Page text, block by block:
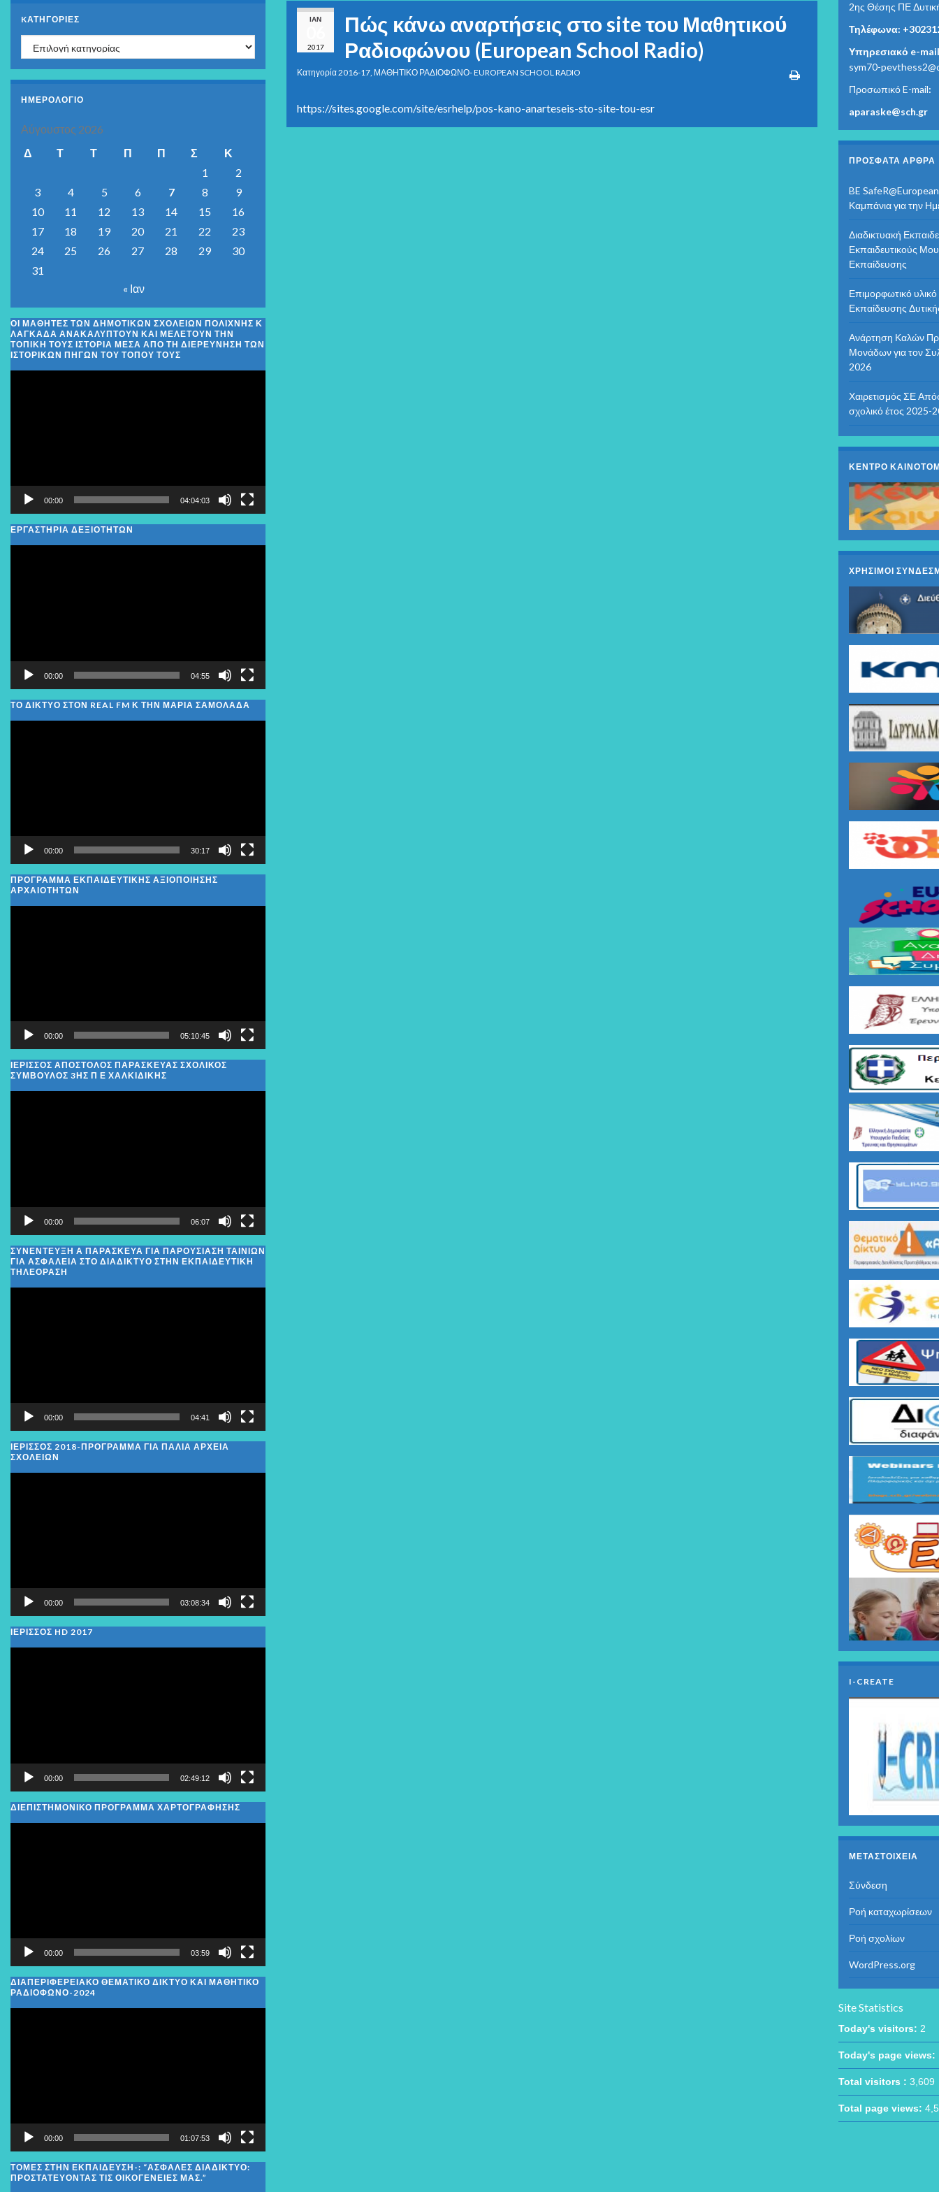
ΙΑΝ
2017
Πώς κάνω αναρτήσεις στο site του Μαθητικού
Ραδιοφώνου (European School Radio)
Κατηγορία2016-17, ΜΑΘΗΤΙΚΟ ΡΑΔΙΟΦΩΝΟ- EUROPEAN SCHOOL RADIO
https://sites.google.com/site/esrhelp/pos-kano-anarteseis-sto-site-tou-esr
KΑΤΗΓΟΡΊΕΣ
Kατηγορίες
ΗΜΕΡΟΛΟΓΙΟ
Αύγουστος 2026
Δ
Τ Τ Π Π Σ
Κ
1
2
3
4 5 6 7 8
9
10
11 12 13 14 15
16
17
18 19 20 21 22
23
24
25 26 27 28 29
30
31
« Ιαν
ΟΙ ΜΑΘΗΤΈΣ ΤΩΝ ΔΗΜΟΤΙΚΏΝ ΣΧΟΛΕΊΩΝ ΠΟΛΊΧΝΗΣ Κ
ΛΑΓΚΑΔΆ ΑΝΑΚΑΛΎΠΤΟΥΝ ΚΑΙ ΜΕΛΕΤΟΎΝ ΤΗΝ
ΤΟΠΙΚΉ ΤΟΥΣ ΙΣΤΟΡΊΑ ΜΈΣΑ ΑΠΌ ΤΗ ΔΙΕΡΕΎΝΗΣΗ ΤΩΝ
ΙΣΤΟΡΙΚΏΝ ΠΗΓΏΝ ΤΟΥ ΤΌΠΟΥ ΤΟΥΣ
00:00 04:04:03
ΕΡΓΑΣΤΗΡΙΑ ΔΕΞΙΟΤΗΤΩΝ
00:00 04:55
ΤΟ ΔΙΚΤΥΟ ΣΤΟΝ REAL FM Κ ΤΗΝ ΜΑΡΙΑ ΣΑΜΟΛΑΔΑ
00:00 30:17
ΠΡΟΓΡΑΜΜΑ ΕΚΠΑΙΔΕΥΤΙΚΗΣ ΑΞΙΟΠΟΙΗΣΗΣ
ΑΡΧΑΙΟΤΗΤΩΝ
00:00 05:10:45
ΙΕΡΙΣΣΟΣ ΑΠΟΣΤΟΛΟΣ ΠΑΡΑΣΚΕΥΑΣ ΣΧΟΛΙΚΌΣ
ΣΎΜΒΟΥΛΟΣ 3ΗΣ Π Ε ΧΑΛΚΙΔΙΚΉΣ
00:00 06:07
ΣΥΝΕΝΤΕΥΞΗ Α ΠΑΡΑΣΚΕΥΑ ΓΙΑ ΠΑΡΟΥΣΙΑΣΗ ΤΑΙΝΙΩΝ
ΓΙΑ ΑΣΦΑΛΕΙΑ ΣΤΟ ΔΙΑΔΙΚΤΥΟ ΣΤΗΝ ΕΚΠΑΙΔΕΥΤΙΚΗ
ΤΗΛΕΟΡΑΣΗ
00:00 04:41
ΙΕΡΙΣΣΟΣ 2018-ΠΡΟΓΡΑΜΜΑ ΓΙΑ ΠΑΛΙΑ ΑΡΧΕΙΑ
ΣΧΟΛΕΙΩΝ
00:00 03:08:34
ΙΕΡΙΣΣΟΣ HD 2017
00:00 02:49:12
ΔΙΕΠΙΣΤΗΜΟΝΙΚΟ ΠΡΟΓΡΑΜΜΑ ΧΑΡΤΟΓΡΑΦΗΣΗΣ
00:00 03:59
ΔΙΑΠΕΡΙΦΕΡΕΙΑΚΌ ΘΕΜΑΤΙΚΌ ΔΊΚΤΥΟ ΚΑΙ ΜΑΘΗΤΙΚΌ
ΡΑΔΙΌΦΩΝΟ-2024
00:00 01:07:53
ΤΟΜΕΣ ΣΤΗΝ ΕΚΠΑΙΔΕΥΣΗ-: “ΑΣΦΑΛΈΣ ΔΙΑΔΊΚΤΥΟ:
ΠΡΟΣΤΑΤΕΎΟΝΤΑΣ ΤΙΣ ΟΙΚΟΓΈΝΕΙΕΣ ΜΑΣ.”
2ης Θέσης ΠΕ
Τηλέφωνα:
Υπηρεσιακό e-
sym70-
Προσωπικό E-mail:
aparaske@sch.gr
ΠΡΌΣΦΑΤΑ ΆΡΘΡΑ
BE
Καμπάνια για την
Διαδικτυακή
Εκπαιδευτικούς
Εκπαίδευσης
Επιμορφωτικό
Εκπαίδευσης
Ανάρτηση Καλών
Μονάδων για τον
2026
Χαιρετισμός ΣΕ
σχολικό έτος 2025-
ΚΕΝΤΡΟ
ΧΡΗΣΙΜΟΙ
I-CREATE
ΜΕΤΑΣΤΟΙΧΕΊΑ
Σύνδεση
Ροή καταχωρίσεων
Ροή σχολίων
WordPress.org
Site Statistics
Today's visitors: 2
Today's page
Total visitors : 3,609
Total page views: